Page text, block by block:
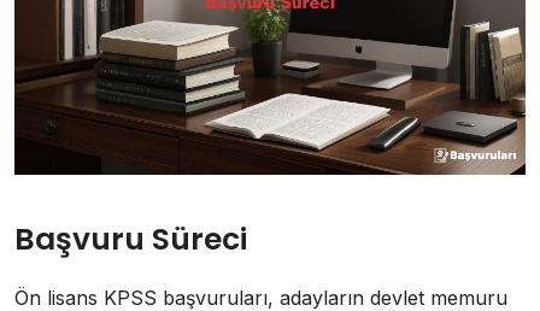
Başvuru Süreci
Ön lisans KPSS başvuruları, adayların devlet memuru